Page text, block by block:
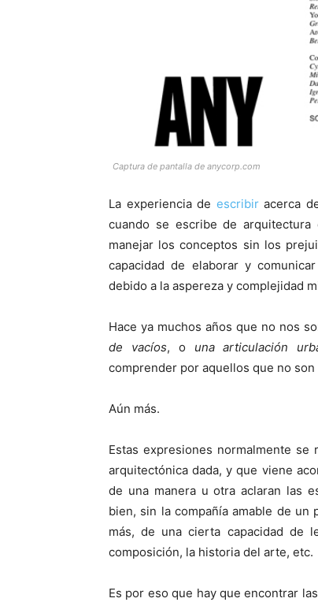
Captura de pantalla de anycorp.com
La experiencia de escribiracerca
cuando se escribe de
manejar los conceptos sin los
capacidad de elaborar y
debido a la aspereza y complejidad
Hace ya muchos años que no nos
de vacíos, o una articulación
comprender por aquellos que no
Aún más.
Estas expresiones normalmente
arquitectónica dada, y que viene
de una manera u otra aclaran las
bien, sin la compañía amable de
más, de una cierta capacidad de
composición, la historia del arte, etc.
Es por eso que hay que encontrar